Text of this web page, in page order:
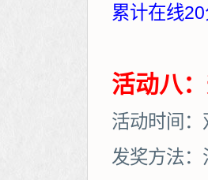
累计在线
活动八
活动时间
发奖方法